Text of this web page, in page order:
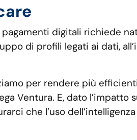
digitali richiede
di profili legati ai dati,
per rendere più
Ventura. E, dato
che l’uso